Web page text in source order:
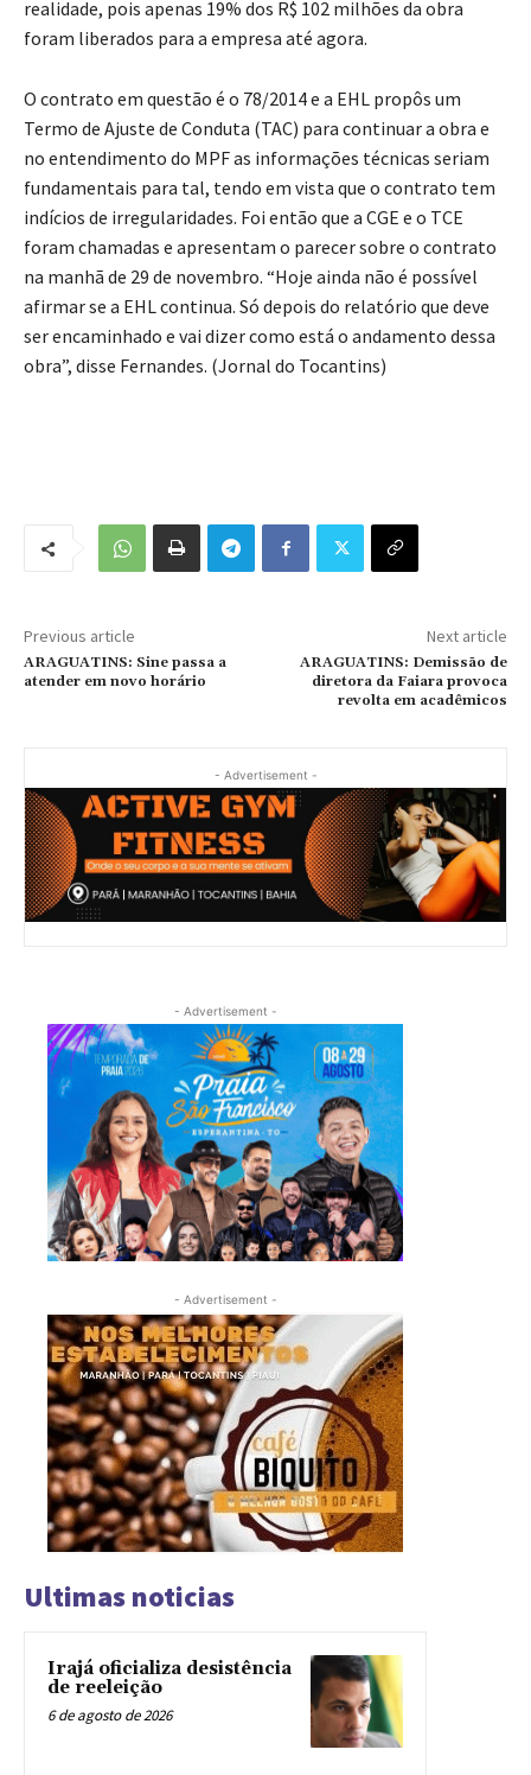
realidade, pois apenas 19% dos R$ 102 milhões da obra
foram liberados para a empresa até agora.
O contrato em questão é o 78/2014 e a EHL propôs um
Termo de Ajuste de Conduta (TAC) para continuar a obra e
no entendimento do MPF as informações técnicas seriam
fundamentais para tal, tendo em vista que o contrato tem
indícios de irregularidades. Foi então que a CGE e o TCE
foram chamadas e apresentam o parecer sobre o contrato
na manhã de 29 de novembro. “Hoje ainda não é possível
afirmar se a EHL continua. Só depois do relatório que deve
ser encaminhado e vai dizer como está o andamento dessa
obra”, disse Fernandes. (Jornal do Tocantins)
Previous article
ARAGUATINS: Sine passa a
atender em novo horário
Next article
ARAGUATINS: Demissão de
diretora da Faiara provoca
revolta em acadêmicos
- Advertisement -
- Advertisement -
- Advertisement -
Ultimas noticias
Irajá oficializa desistência
de reeleição
6 de agosto de 2026